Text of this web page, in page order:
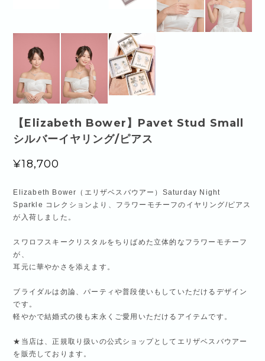
【Elizabeth Bower】Pavet Stud Small
シルバーイヤリング/ピアス
¥18,700
Elizabeth Bower（エリザベスバウアー）Saturday Night
Sparkle コレクションより、フラワーモチーフのイヤリング/ピアス
が入荷しました。
スワロフスキークリスタルをちりばめた立体的なフラワーモチーフ
が、
耳元に華やかさを添えます。
ブライダルは勿論、パーティや普段使いもしていただけるデザイン
です。
軽やかで結婚式の後も末永くご愛用いただけるアイテムです。
★当店は、正規取り扱いの公式ショップとしてエリザベスバウアー
を販売しております。